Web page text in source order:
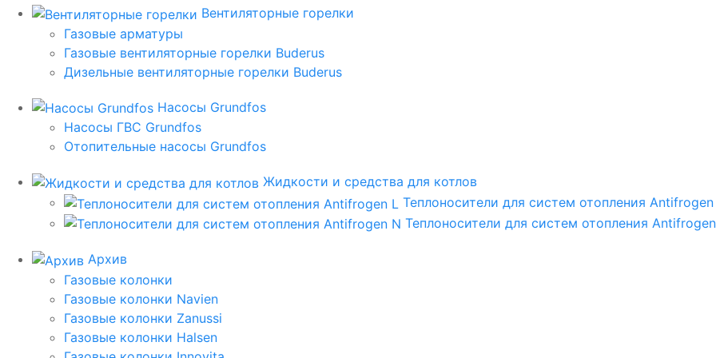
Вентиляторные горелки
Газовые арматуры
Газовые вентиляторные горелки Buderus
Дизельные вентиляторные горелки Buderus
Насосы Grundfos
Насосы ГВС Grundfos
Отопительные насосы Grundfos
Жидкости и средства для котлов
Теплоносители для систем отопления
Теплоносители для систем отопления
Архив
Газовые колонки
Газовые колонки Navien
Газовые колонки Zanussi
Газовые колонки Halsen